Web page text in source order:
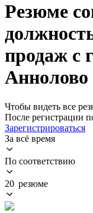
Резюме
продаж с
Аннолово
Чтобы видеть все
После регистрации
Зарегистрироваться
За всё время
По соответствию
20 резюме